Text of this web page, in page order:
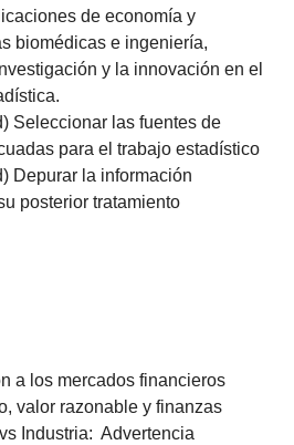
de economía y
biomédicas e ingeniería,
y la innovación en el
Seleccionar las fuentes de
para el trabajo estadístico
Depurar la información
posterior tratamiento
a los mercados financieros
valor razonable y finanzas
Industria: Advertencia